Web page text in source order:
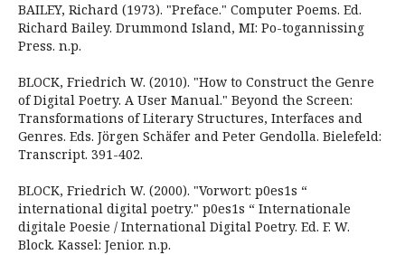
BAILEY, Richard (1973). "Preface." Computer Poems. Ed.
Richard Bailey. Drummond Island, MI: Po-togannissing
Press. n.p.
BLOCK, Friedrich W. (2010). "How to Construct the Genre
of Digital Poetry. A User Manual." Beyond the Screen:
Transformations of Literary Structures, Interfaces and
Genres. Eds. Jörgen Schäfer and Peter Gendolla. Bielefeld:
Transcript. 391-402.
BLOCK, Friedrich W. (2000). "Vorwort: p0es1s “
international digital poetry." p0es1s “ Internationale
digitale Poesie / International Digital Poetry. Ed. F. W.
Block. Kassel: Jenior. n.p.